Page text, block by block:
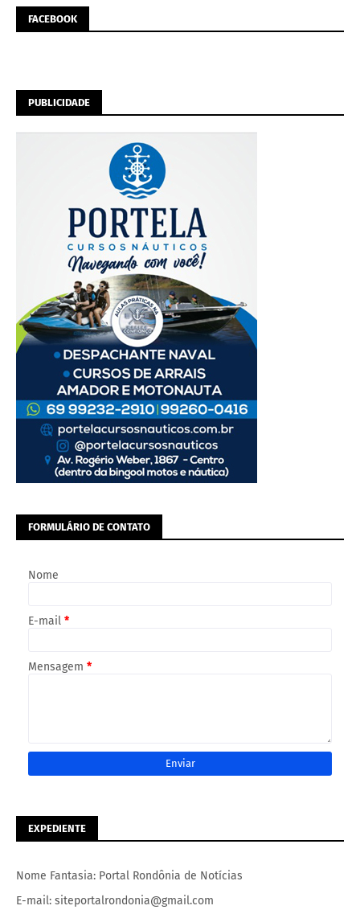
FACEBOOK
PUBLICIDADE
FORMULÁRIO DE CONTATO
Nome
E-mail *
Mensagem *
EXPEDIENTE
Nome Fantasia: Portal Rondônia de Notícias
E-mail: siteportalrondonia@gmail.com